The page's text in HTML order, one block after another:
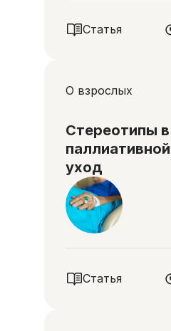
Статья
О взрослых
Стереотипы в
уход
Статья